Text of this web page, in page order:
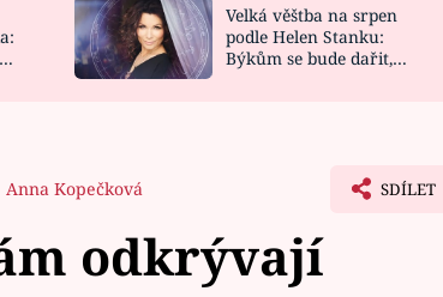
NOVINKY
VIDEORECEPTY
Velká věštba na srpen
podle Helen Stanku:
Býkům se bude dařit,
Anna Kopečková SDÍLET
odkrývají